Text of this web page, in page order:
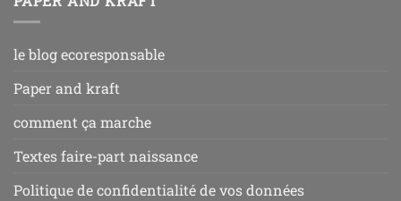
le blog ecoresponsable
Paper and kraft
comment ça marche
Textes faire-part naissance
Politique de confidentialité de vos données